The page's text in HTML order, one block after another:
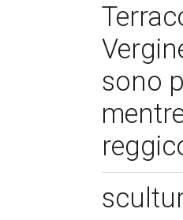
sono